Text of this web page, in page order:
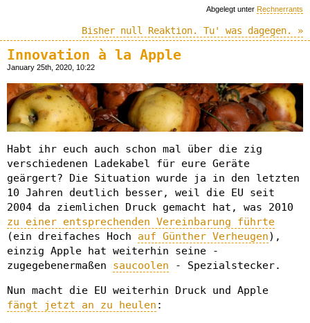
Abgelegt unter Rechnerrants
Bisher null Reaktion. Tu' was dagegen. »
Innovation à la Apple
January 25th, 2020, 10:22
Habt ihr euch auch schon mal über die zig
verschiedenen Ladekabel für eure Geräte
geärgert? Die Situation wurde ja in den letzten
10 Jahren deutlich besser, weil die EU seit
2004 da ziemlichen Druck gemacht hat, was 2010
zu einer entsprechenden Vereinbarung führte
(ein dreifaches Hoch auf Günther Verheugen ),
einzig Apple hat weiterhin seine -
zugegebenermaßen saucoolen - Spezialstecker.
Nun macht die EU weiterhin Druck und Apple
fängt jetzt an zu heulen :